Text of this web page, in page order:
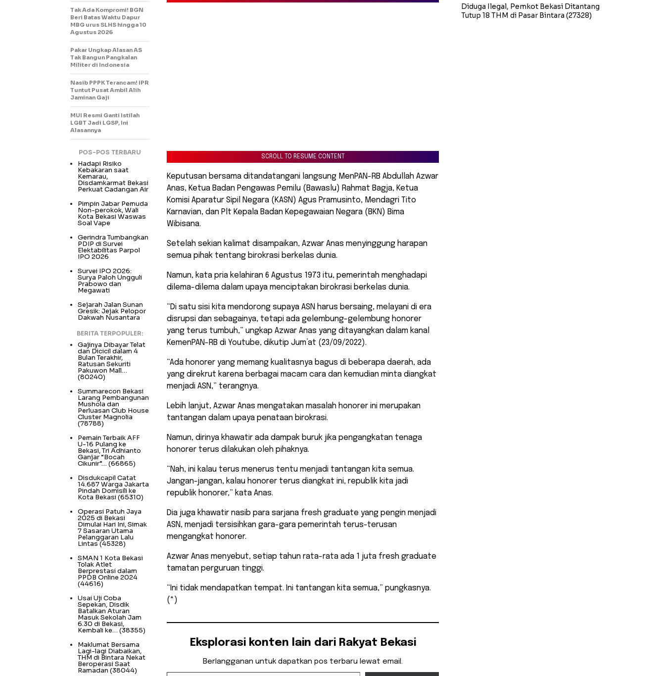
SCROLL TO RESUME CONTENT
Keputusan bersama ditandatangani langsung MenPAN-RB Abdullah Azwar
Anas, Ketua Badan Pengawas Pemilu (Bawaslu) Rahmat Bagja, Ketua
Komisi Aparatur Sipil Negara (KASN) Agus Pramusinto, Mendagri Tito
Karnavian, dan Plt Kepala Badan Kepegawaian Negara (BKN) Bima
Wibisana.
Setelah sekian kalimat disampaikan, Azwar Anas menyinggung harapan
semua pihak tentang birokrasi berkelas dunia.
Namun, kata pria kelahiran 6 Agustus 1973 itu, pemerintah menghadapi
dilema-dilema dalam upaya menciptakan birokrasi berkelas dunia.
“Di satu sisi kita mendorong supaya ASN harus bersaing, melayani di era
disrupsi dan sebagainya, tetapi ada gelembung-gelembung honorer
yang terus tumbuh,” ungkap Azwar Anas yang ditayangkan dalam kanal
KemenPAN-RB di Youtube, dikutip Jum’at (23/09/2022).
“Ada honorer yang memang kualitasnya bagus di beberapa daerah, ada
yang direkrut karena berbagai macam cara dan kemudian minta diangkat
menjadi ASN,” terangnya.
Lebih lanjut, Azwar Anas mengatakan masalah honorer ini merupakan
tantangan dalam upaya penataan birokrasi.
Namun, dirinya khawatir ada dampak buruk jika pengangkatan tenaga
honorer terus dilakukan oleh pihaknya.
“Nah, ini kalau terus menerus tentu menjadi tantangan kita semua.
Jangan-jangan, kalau honorer terus diangkat ini, republik kita jadi
republik honorer,” kata Anas.
Dia juga khawatir nasib para sarjana fresh graduate yang pengin menjadi
ASN, menjadi tersisihkan gara-gara pemerintah terus-terusan
mengangkat honorer.
Azwar Anas menyebut, setiap tahun rata-rata ada 1 juta fresh graduate
tamatan perguruan tinggi.
“Ini tidak mendapatkan tempat. Ini tantangan kita semua,” pungkasnya.
(*)
Eksplorasi konten lain dari Rakyat Bekasi
Berlangganan untuk dapatkan pos terbaru lewat email.
Ketikkan email Anda...
Tak Ada Kompromi! BGN
Beri Batas Waktu Dapur
MBG urus SLHS hingga 10
Agustus 2026
Pakar Ungkap Alasan AS
Tak Bangun Pangkalan
Militer di Indonesia
Nasib PPPK Terancam! IPR
Tuntut Pusat Ambil Alih
Jaminan Gaji
MUI Resmi Ganti Istilah
LGBT Jadi LGSP, Ini
Alasannya
POS-POS TERBARU
Hadapi Risiko
Kebakaran saat
Kemarau,
Disdamkarmat Bekasi
Perkuat Cadangan Air
Pimpin Jabar Pemuda
Non-perokok, Wali
Kota Bekasi Waswas
Soal Vape
Gerindra Tumbangkan
PDIP di Survei
Elektabilitas Parpol
IPO 2026
Survei IPO 2026:
Surya Paloh Ungguli
Prabowo dan
Megawati
Sejarah Jalan Sunan
Gresik: Jejak Pelopor
Dakwah Nusantara
BERITA TERPOPULER:
Gajinya Dibayar Telat
dan Dicicil dalam 4
Bulan Terakhir,
Ratusan Sekuriti
Pakuwon Mall…
(80240)
Summarecon Bekasi
Larang Pembangunan
Mushola dan
Perluasan Club House
Cluster Magnolia
(78788)
Pemain Terbaik AFF
U-16 Pulang ke
Bekasi, Tri Adhianto
Ganjar “Bocah
Cikunir”… (66865)
Disdukcapil Catat
14.687 Warga Jakarta
Pindah Domisili ke
Kota Bekasi (65310)
Operasi Patuh Jaya
2025 di Bekasi
Dimulai Hari Ini, Simak
7 Sasaran Utama
Pelanggaran Lalu
Lintas(45328)
SMAN 1 Kota Bekasi
Tolak Atlet
Berprestasi dalam
PPDB Online 2024
(44616)
Usai Uji Coba
Sepekan, Disdik
Batalkan Aturan
Masuk Sekolah Jam
6.30 di Bekasi,
Kembali ke… (38355)
Maklumat Bersama
Lagi-lagi Diabaikan,
THM di Bintara Nekat
Beroperasi Saat
Ramadan (38044)
Diduga Ilegal, Pemkot Bekasi Ditantang
Tutup 18 THM di Pasar Bintara (27328)